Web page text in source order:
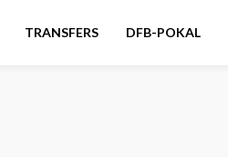
TRANSFERS DFB-POKAL